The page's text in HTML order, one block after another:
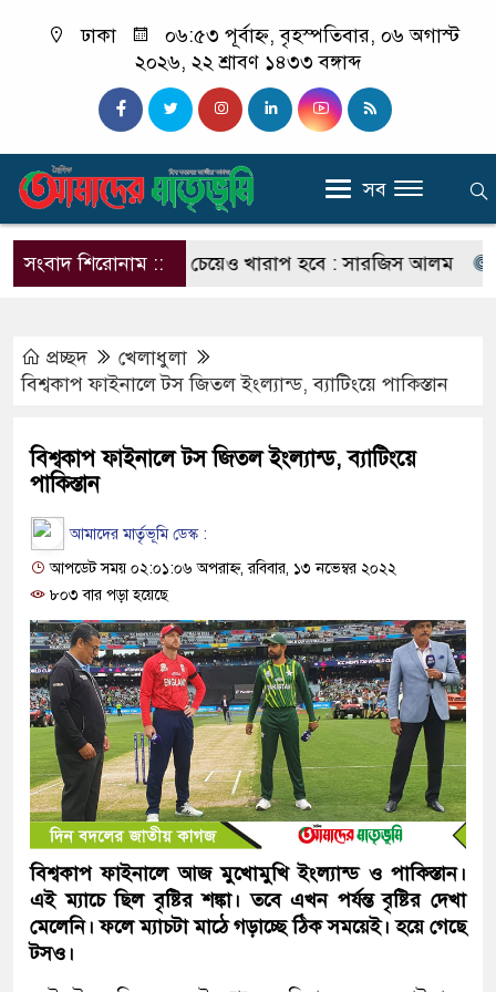
ঢাকা
০৬:৫৩ পূর্বাহ্ন, বৃহস্পতিবার, ০৬ অগাস্ট
২০২৬, ২২ শ্রাবণ ১৪৩৩ বঙ্গাব্দ
সব
সংবাদ শিরোনাম ::
ছাত্রলীগের চেয়েও খারাপ হবে : সারজিস আলম
প্রচ্ছদ
খেলাধুলা
বিশ্বকাপ ফাইনালে টস জিতল ইংল্যান্ড, ব্যাটিংয়ে পাকিস্তান
বিশ্বকাপ ফাইনালে টস জিতল ইংল্যান্ড, ব্যাটিংয়ে
পাকিস্তান
আমাদের মার্তৃভূমি ডেস্ক :
আপডেট সময় ০২:০১:০৬ অপরাহ্ন, রবিবার, ১৩ নভেম্বর ২০২২
৮০৩ বার পড়া হয়েছে
বিশ্বকাপ ফাইনালে আজ মুখোমুখি ইংল্যান্ড ও পাকিস্তান।
এই ম্যাচে ছিল বৃষ্টির শঙ্কা। তবে এখন পর্যন্ত বৃষ্টির দেখা
মেলেনি। ফলে ম্যাচটা মাঠে গড়াচ্ছে ঠিক সময়েই। হয়ে গেছে
টসও।